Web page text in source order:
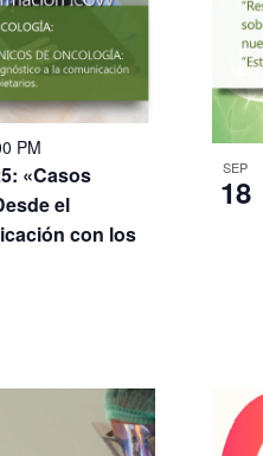
PM
«Casos
el
con los
SEP
18